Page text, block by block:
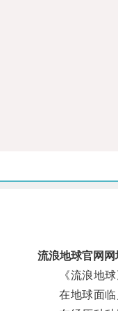
流浪地球官网网
《流浪地球
在地球面临灭